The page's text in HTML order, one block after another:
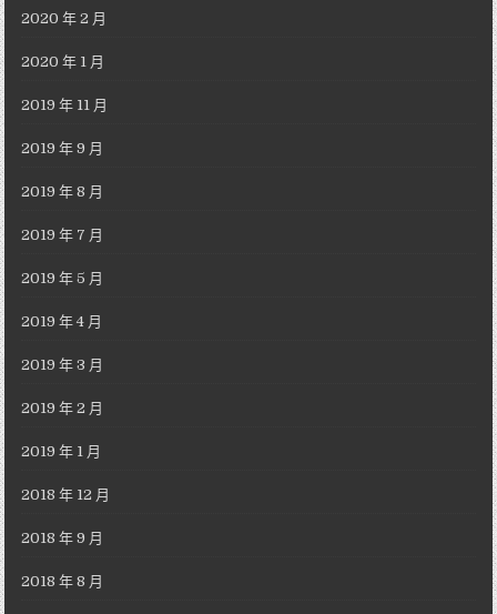
2020 年 2 月
2020 年 1 月
2019 年 11 月
2019 年 9 月
2019 年 8 月
2019 年 7 月
2019 年 5 月
2019 年 4 月
2019 年 3 月
2019 年 2 月
2019 年 1 月
2018 年 12 月
2018 年 9 月
2018 年 8 月